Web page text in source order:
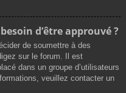
d’être approuvé ?
de soumettre à des
sur le forum. Il est
dans un groupe d’utilisateurs
veuillez contacter un